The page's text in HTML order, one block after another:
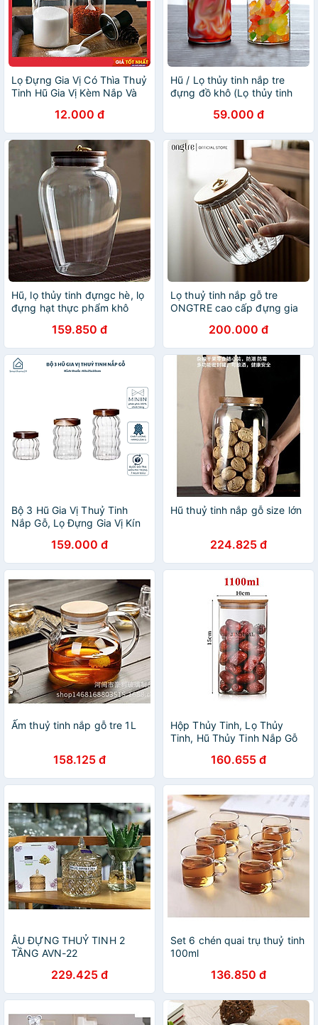
Lọ Đựng Gia Vị Có Thìa Thuỷ
Tinh Hũ Gia Vị Kèm Nắp Và
12.000 đ
Hũ / Lọ thủy tinh nắp tre
đựng đồ khô (Lọ thủy tinh
59.000 đ
Hũ, lọ thủy tinh đựngc hè, lọ
đựng hạt thực phẩm khô
159.850 đ
Lọ thuỷ tinh nắp gỗ tre
ONGTRE cao cấp đựng gia
phẩm dung tích 300ml,
400ml
200.000 đ
Bộ 3 Hũ Gia Vị Thuỷ Tinh
Nắp Gỗ, Lọ Đựng Gia Vị Kín
HÀNG CHÍNH HÃNG MINIIN
159.000 đ
Hũ thuỷ tinh nắp gỗ size lớn
224.825 đ
Ấm thuỷ tinh nắp gỗ tre 1L
158.125 đ
Hộp Thủy Tinh, Lọ Thủy
Tinh, Hũ Thủy Tinh Nắp Gỗ
1200ml 1600ml
160.655 đ
ÂU ĐỰNG THUỶ TINH 2
TẦNG AVN-22
229.425 đ
Set 6 chén quai trụ thuỷ tinh
100ml
136.850 đ